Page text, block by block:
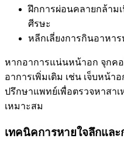
ฝึกการผ่อนคลายกล้าม
ศีรษะ
หลีกเลี่ยงการกินอาหา
หากอาการแน่นหน้าอก จุกค
อาการเพิ่มเติม เช่น เจ็บหน้า
ปรึกษาแพทย์เพื่อตรวจหาสา
เหมาะสม
เทคนิคการหายใจลึกแล